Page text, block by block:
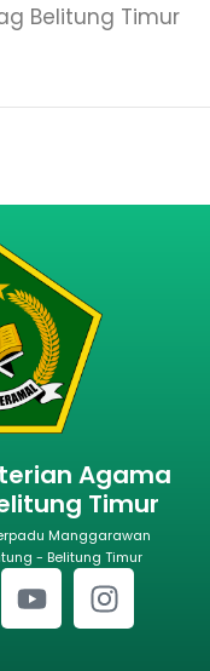
Belitung Timur
Agama
Timur
Manggarawan
- Belitung Timur